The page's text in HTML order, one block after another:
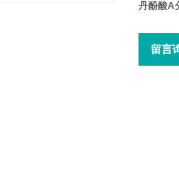
丹酚酸A
留言